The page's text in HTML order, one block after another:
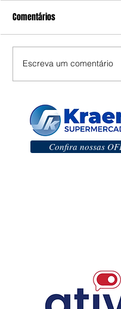
Comentários
Escreva um comentário
Confira nossas